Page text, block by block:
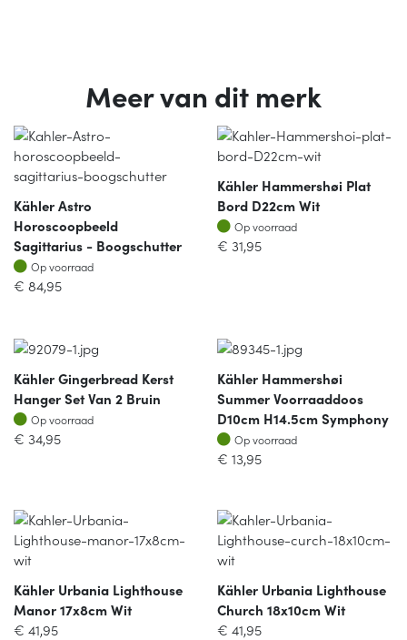
Meer van dit merk
Kähler Astro
Horoscoopbeeld
Sagittarius - Boogschutter
Op voorraad
Op voorraad
€ 84,95
Kähler Hammershøi Plat
Bord D22cm Wit
Op voorraad
Op voorraad
€ 31,95
Kähler Gingerbread Kerst
Hanger Set Van 2 Bruin
Op voorraad
Op voorraad
€ 34,95
Kähler Hammershøi
Summer Voorraaddoos
D10cm H14.5cm Symphony
Op voorraad
Op voorraad
€ 13,95
Kähler Urbania Lighthouse
Manor 17x8cm Wit
€ 41,95
Kähler Urbania Lighthouse
Church 18x10cm Wit
€ 41,95